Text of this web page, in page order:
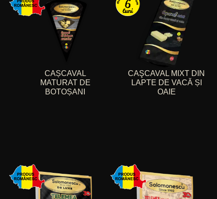
CAȘCAVAL
MATURAT DE
BOTOȘANI
CAŞCAVAL MIXT DIN
LAPTE DE VACĂ ȘI
OAIE